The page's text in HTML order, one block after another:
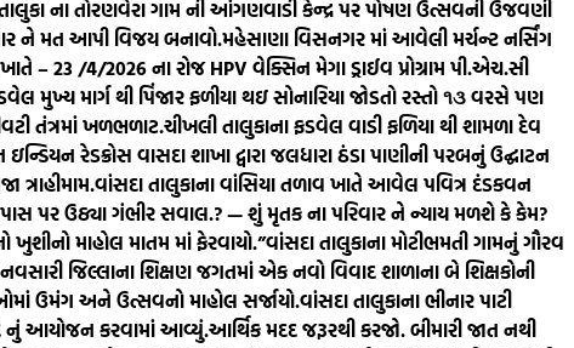
ના તોરણવેરા ગામ ની આંગણવાડી કેન્દ્ર પર પોષણ ઉત્સવની ઉજવણી
ને મત આપી વિજય બનાવો.મહેસાણા વિસનગર માં આવેલી મર્ચન્ટ નર્સિંગ
– 23 /4/2026 ના રોજ HPV વેક્સિન મેગા ડ્રાઈવ પ્રોગ્રામ પી.એચ.સી
મુખ્ય માર્ગ થી પિંજાર ફળીયા થઇ સોનારિયા જોડતો રસ્તો ૧૩ વરસે પણ
તંત્રમાં ખળભળાટ.ચીખલી તાલુકાના ફડવેલ વાડી ફળિયા થી શામળા દેવ
રેડક્રોસ વાસદા શાખા દ્વારા જલધારા ઠંડા પાણીની પરબનું ઉદ્ઘાટન
ત્રાહીમામ.વાંસદા તાલુકાના વાંસિયા તળાવ ખાતે આવેલ પવિત્ર દંડકવન
પર ઉઠ્યા ગંભીર સવાલ.? — શું મૃતક ના પરિવાર ને ન્યાય મળશે કે કેમ?
માહોલ માતમ માં ફેરવાયો.”વાંસદા તાલુકાના મોટીભમતી ગામનું ગૌરવ
નવસારી જિલ્લાના શિક્ષણ જગતમાં એક નવો વિવાદ શાળાના બે શિક્ષકોની
ઉમંગ અને ઉત્સવનો માહોલ સર્જાયો.વાંસદા તાલુકાના ભીનાર પાટી
નું આયોજન કરવામાં આવ્યું.આર્થિક મદદ જરૂરથી કરજો. બીમારી જાત નથી